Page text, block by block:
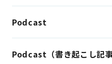
Podcast
Podcast（書き起こし記事